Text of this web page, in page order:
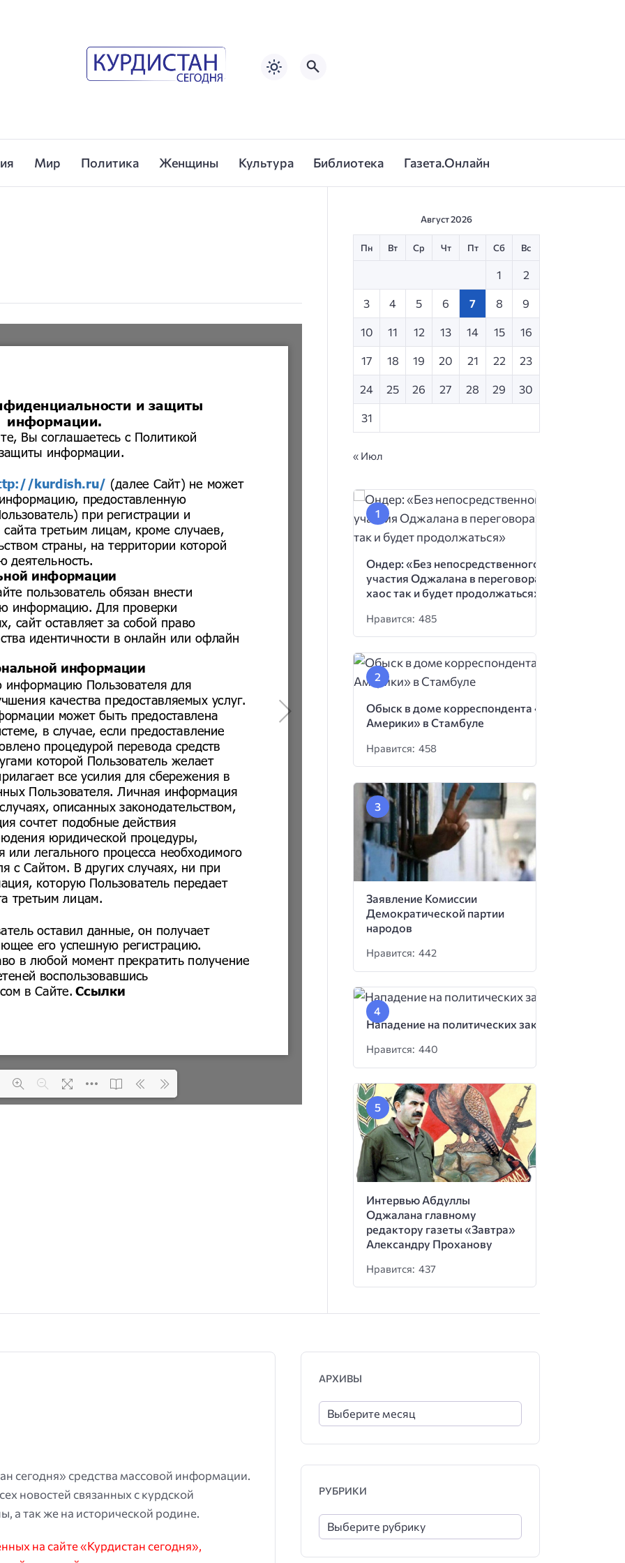
Мир Политика Женщины Культура Библиотека Газета.Онлайн
Август 2026
Пн Вт Ср Чт Пт Сб Вс
1 2
3 4 5 6 7 8 9
10 11 12 13 14 15 16
17 18 19 20 21 22 23
24 25 26 27 28 29 30
31
« Июл
Ондер: «Без непосредственного
участия Оджалана в переговорах
хаос так и будет продолжаться»
Нравится: 485
Обыск в доме корреспондента «Голоса
Америки» в Стамбуле
Нравится: 458
Заявление Комиссии
Демократической партии
народов
Нравится: 442
Нападение на политических заключенных
Нравится: 440
Интервью Абдуллы
Оджалана главному
редактору газеты «Завтра»
Александру Проханову
Нравится: 437
сегодня» средства массовой информации.
новостей связанных с курдской
а так же на исторической родине.
на сайте «Курдистан сегодня»,
АРХИВЫ
РУБРИКИ